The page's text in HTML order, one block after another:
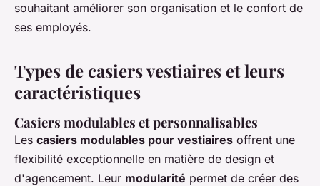
souhaitant améliorer son organisation et le confort de
ses employés.
Types de casiers vestiaires et leurs
caractéristiques
Casiers modulables et personnalisables
Les casiers modulables pour vestiaires offrent une
flexibilité exceptionnelle en matière de design et
d'agencement. Leur modularité permet de créer des